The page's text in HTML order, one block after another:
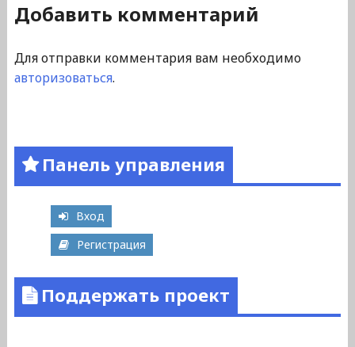
Добавить комментарий
Для отправки комментария вам необходимо
авторизоваться.
Панель управления
Вход
Регистрация
Поддержать проект